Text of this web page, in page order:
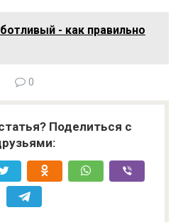
- как правильно
0
Поделиться с